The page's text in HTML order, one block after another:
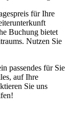
für Ihre
Buchung bietet
Nutzen Sie
passendes für Sie
auf Ihre
Sie uns